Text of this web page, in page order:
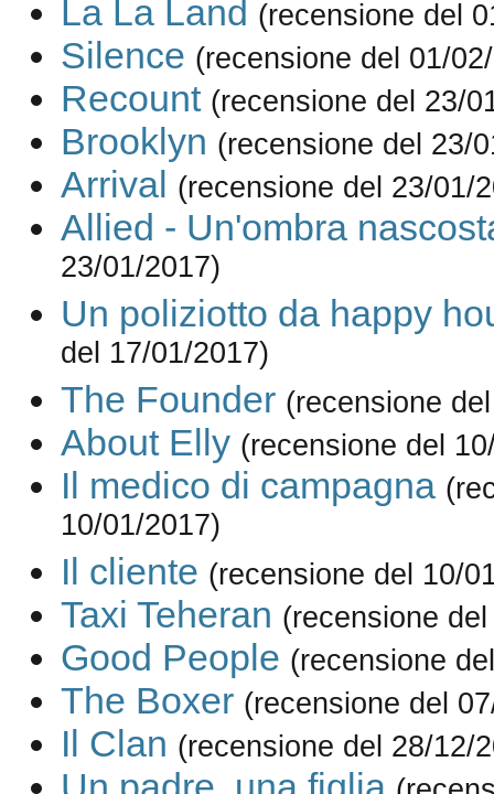
La La Land (recensione del
Silence (recensione del 01/
Recount (recensione del 23/
Brooklyn (recensione del 23/
Arrival (recensione del 23/01/
Allied - Un'ombra
23/01/2017)
Un poliziotto da happy
del 17/01/2017)
The Founder (recensione
About Elly (recensione del
Il medico di campagna
10/01/2017)
Il cliente (recensione del 10/
Taxi Teheran (recensione
Good People (recensione
The Boxer (recensione del
Il Clan (recensione del 28/12/